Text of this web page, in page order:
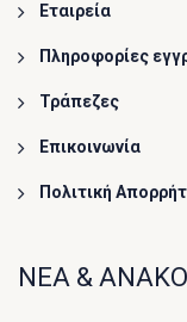
Εταιρεία
Πληροφορίες
Τράπεζες
Επικοινωνία
Πολιτική
ΝΕΑ &